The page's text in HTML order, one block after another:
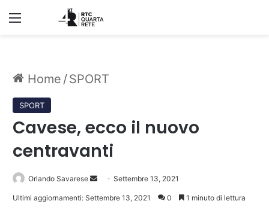
Menu
Home /SPORT
SPORT
Cavese, ecco il nuovo
centravanti
Orlando Savarese
Invia Settembre 13, 2021
Ultimi aggiornamenti: Settembre 13, 2021 0 1 minuto di lettura